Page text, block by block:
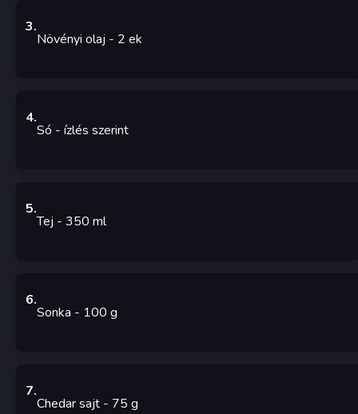
3.
Növényi olaj - 2 ek
4.
Só - ízlés szerint
5.
Tej - 350 ml
6.
Sonka - 100 g
7.
Chedar sajt - 75 g